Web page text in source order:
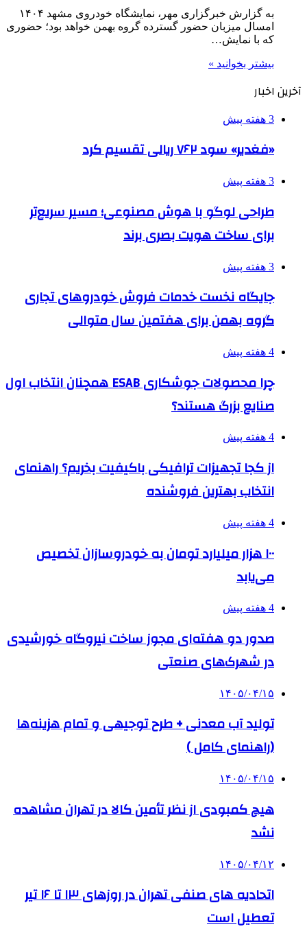
به گزارش خبرگزاری مهر، نمایشگاه خودروی مشهد ۱۴۰۴
امسال میزبان حضور گسترده گروه بهمن خواهد بود؛ حضوری
که با نمایش…
بیشتر بخوانید »
آخرین اخبار
3 هفته پیش
«فغدیر» سود ۷۶۲ ریالی تقسیم کرد
3 هفته پیش
طراحی لوگو با هوش مصنوعی؛ مسیر سریع‌تر
برای ساخت هویت بصری برند
3 هفته پیش
جایگاه نخست خدمات فروش خودروهای تجاری
گروه بهمن برای هفتمین سال متوالی
4 هفته پیش
چرا محصولات جوشکاری ESAB همچنان انتخاب اول
صنایع بزرگ هستند؟
4 هفته پیش
از کجا تجهیزات ترافیکی باکیفیت بخریم؟ راهنمای
انتخاب بهترین فروشنده
4 هفته پیش
۱۰۰ هزار میلیارد تومان به خودروسازان تخصیص
می‌یابد
4 هفته پیش
صدور دو هفته‌ای مجوز ساخت نیروگاه خورشیدی
در شهرک‌های صنعتی
۱۴۰۵/۰۴/۱۵
تولید آب معدنی + طرح توجیهی و تمام هزینه‌ها
(راهنمای کامل )
۱۴۰۵/۰۴/۱۵
هیچ کمبودی از نظر تأمین کالا در تهران مشاهده
نشد
۱۴۰۵/۰۴/۱۲
اتحادیه های صنفی تهران در روزهای ۱۳ تا ۱۶ تیر
تعطیل است